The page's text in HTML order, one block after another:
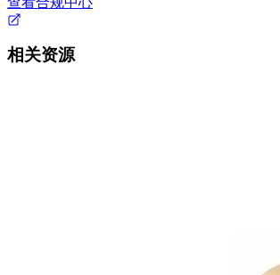
相关资源